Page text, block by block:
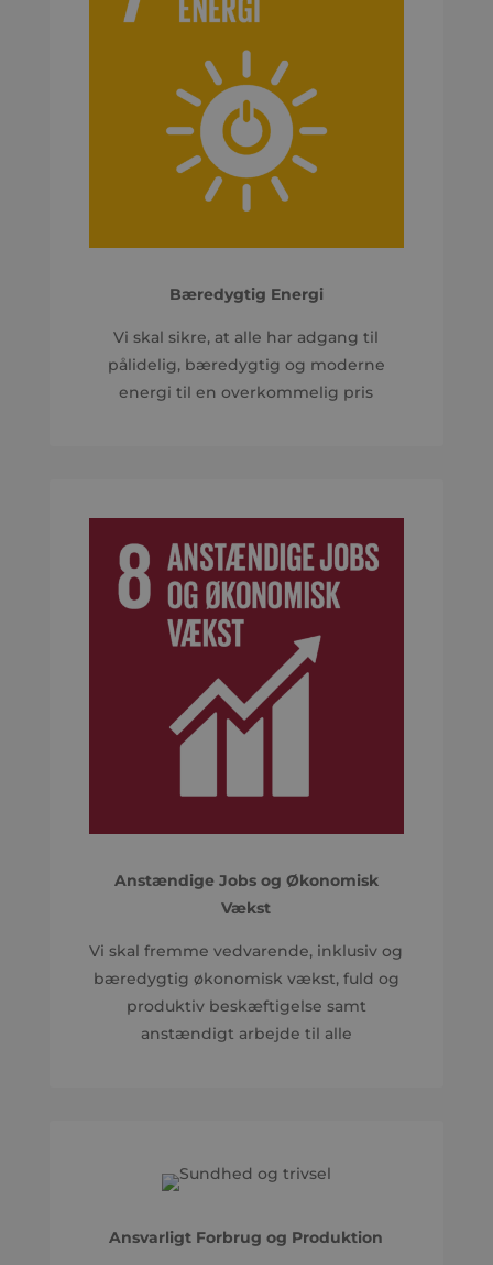
Bæredygtig Energi
Vi skal sikre, at alle har adgang til
pålidelig, bæredygtig og moderne
energi til en overkommelig pris
Anstændige Jobs og Økonomisk
Vækst
Vi skal fremme vedvarende, inklusiv og
bæredygtig økonomisk vækst, fuld og
produktiv beskæftigelse samt
anstændigt arbejde til alle
Ansvarligt Forbrug og Produktion